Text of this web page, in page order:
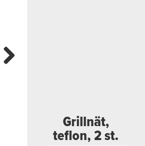
Grillnät,
teflon, 2 st.